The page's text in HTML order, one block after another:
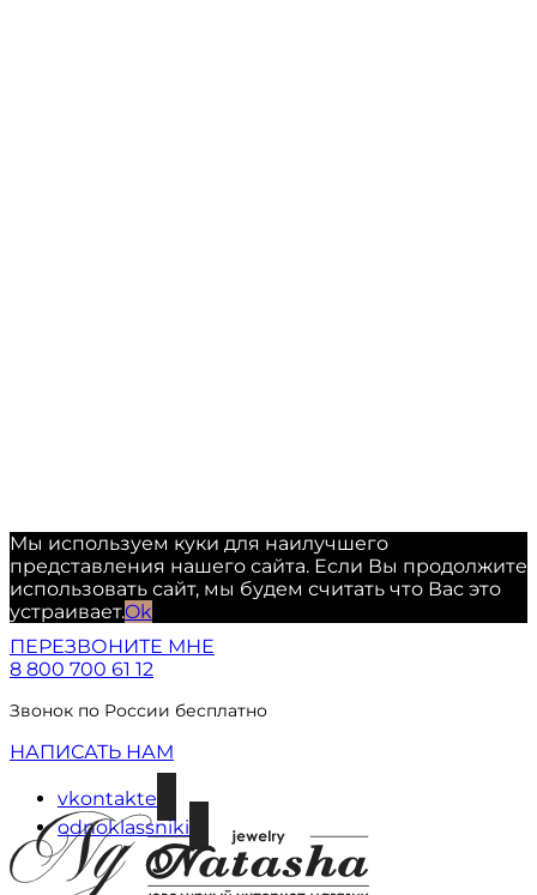
Мы используем куки для наилучшего
представления нашего сайта. Если Вы продолжите
использовать сайт, мы будем считать что Вас это
устраивает.Ok
ПЕРЕЗВОНИТЕ МНЕ
8 800 700 61 12
Звонок по России бесплатно
НАПИСАТЬ НАМ
vkontakte
odnoklassniki